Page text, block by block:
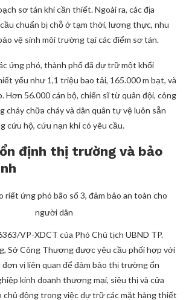
sơ tán khi cần thiết. Ngoài ra, các địa
chuẩn bị chỗ ở tạm thời, lương thực, nhu
vệ sinh môi trường tại các điểm sơ tán.
ứng phó, thành phố đã dự trữ một khối
yếu như 1,1 triệu bao tải, 165.000 m bạt, và
Hơn 56.000 cán bộ, chiến sĩ từ quân đội, công
cháy chữa cháy và dân quân tự vệ luôn sẵn
cứu hộ, cứu nạn khi có yêu cầu.
định thị trường và bảo
VP-XDCT của Phó Chủ tịch UBND TP.
Sở Công Thương được yêu cầu phối hợp với
đơn vị liên quan để đảm bảo thị trường ổn
kinh doanh thương mại, siêu thị và cửa
chủ động trong việc dự trữ các mặt hàng thiết